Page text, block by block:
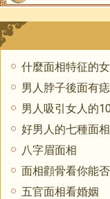
什麼面相特征的
男人脖子後面有痣
男人吸引女人的
好男人的七種面
八字眉面相
面相顴骨看你能
五官面相看婚姻